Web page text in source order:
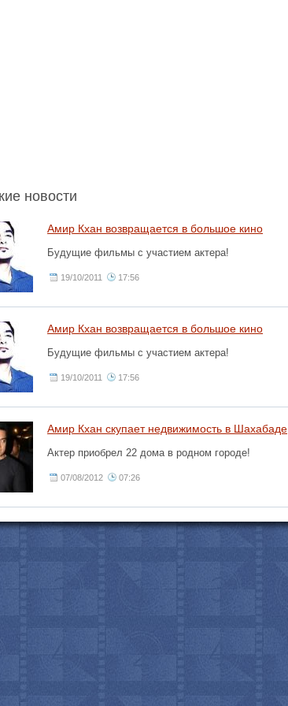
новости
Амир Кхан возвращается в большое кино
Будущие фильмы с участием актера!
19/10/2011 17:56
Амир Кхан возвращается в большое кино
Будущие фильмы с участием актера!
19/10/2011 17:56
Амир Кхан скупает недвижимость в Шахабаде
Актер приобрел 22 дома в родном городе!
07/08/2012 07:26